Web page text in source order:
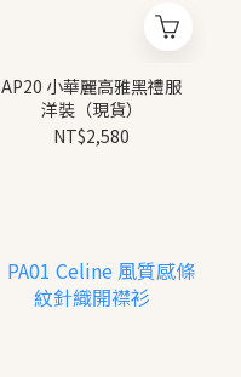
AP20 小華麗高雅黑禮服
洋裝（現貨）
NT$2,580